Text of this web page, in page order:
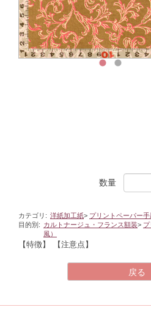
数量
カテゴリ: 洋紙加工紙> プリントペーパー手
目的別: カルトナージュ・フランス額装>
風）
【特徴】 【注意点】